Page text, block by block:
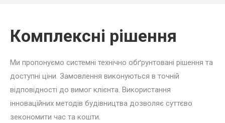
Комплексні рішення
Ми пропонуємо системні технічно обґрунтовані рішення та
доступні ціни. Замовлення виконуються в точній
відповідності до вимог клієнта. Використання
інноваційних методів будівництва дозволяє суттєво
зекономити час та кошти.